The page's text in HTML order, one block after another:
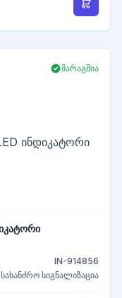
მარაგშია
IN-914856
სახანძრო სიგნალიზაცია